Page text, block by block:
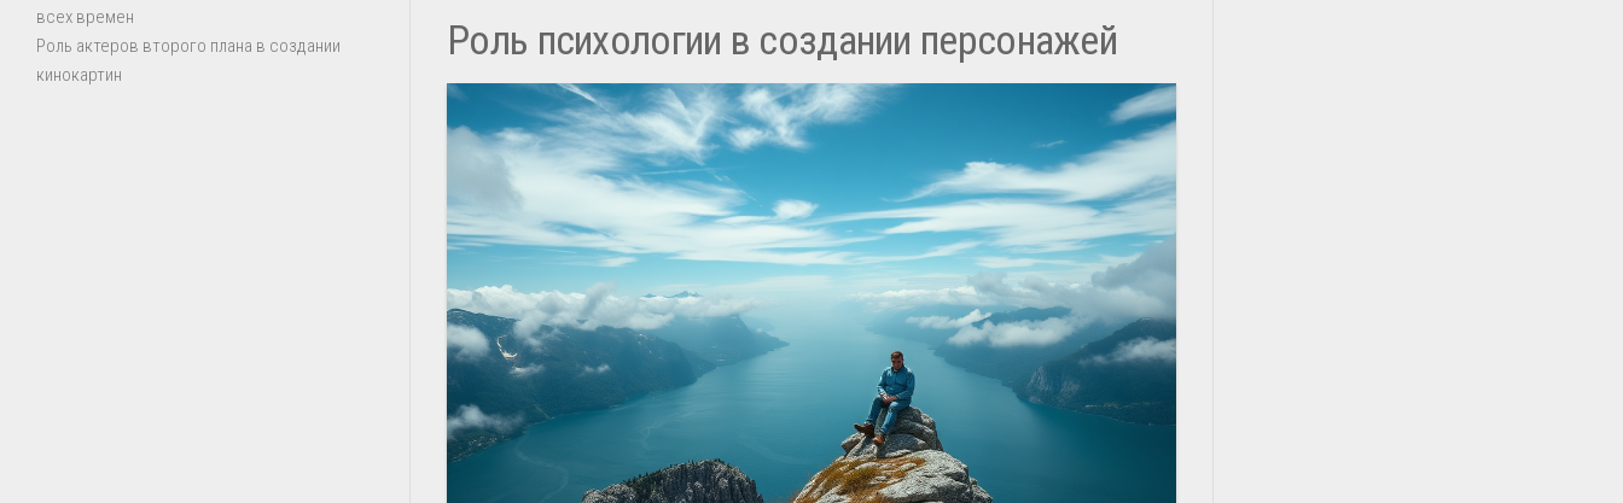
Роль психологии в создании персонажей
всех времен
Роль актеров второго плана в создании
кинокартин